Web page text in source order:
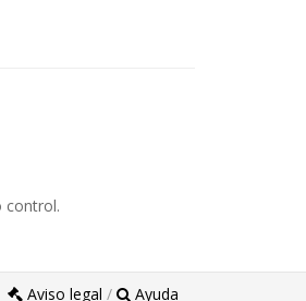
control.
Aviso legal / Ayuda